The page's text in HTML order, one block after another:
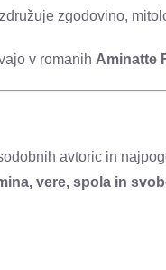
zgodovino,
v romanih Aminatte
avtoric in
vere, spola in